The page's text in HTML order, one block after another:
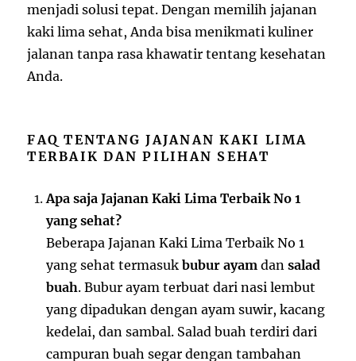
menjadi solusi tepat. Dengan memilih jajanan
kaki lima sehat, Anda bisa menikmati kuliner
jalanan tanpa rasa khawatir tentang kesehatan
Anda.
FAQ TENTANG JAJANAN KAKI LIMA
TERBAIK DAN PILIHAN SEHAT
Apa saja Jajanan Kaki Lima Terbaik No 1
yang sehat?
Beberapa Jajanan Kaki Lima Terbaik No 1
yang sehat termasukbubur ayam dansalad
buah. Bubur ayam terbuat dari nasi lembut
yang dipadukan dengan ayam suwir, kacang
kedelai, dan sambal. Salad buah terdiri dari
campuran buah segar dengan tambahan